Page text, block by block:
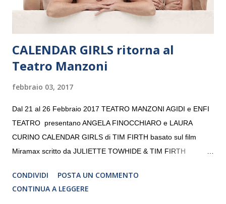
CALENDAR GIRLS ritorna al
Teatro Manzoni
febbraio 03, 2017
Dal 21 al 26 Febbraio 2017 TEATRO MANZONI AGIDI e ENFI
TEATRO presentano ANGELA FINOCCHIARO e LAURA
CURINO CALENDAR GIRLS di TIM FIRTH basato sul film
Miramax scritto da JULIETTE TOWHIDE & TIM FIRTH
CRISTINA PEZZOLI
CONDIVIDI
POSTA UN COMMENTO
CONTINUA A LEGGERE